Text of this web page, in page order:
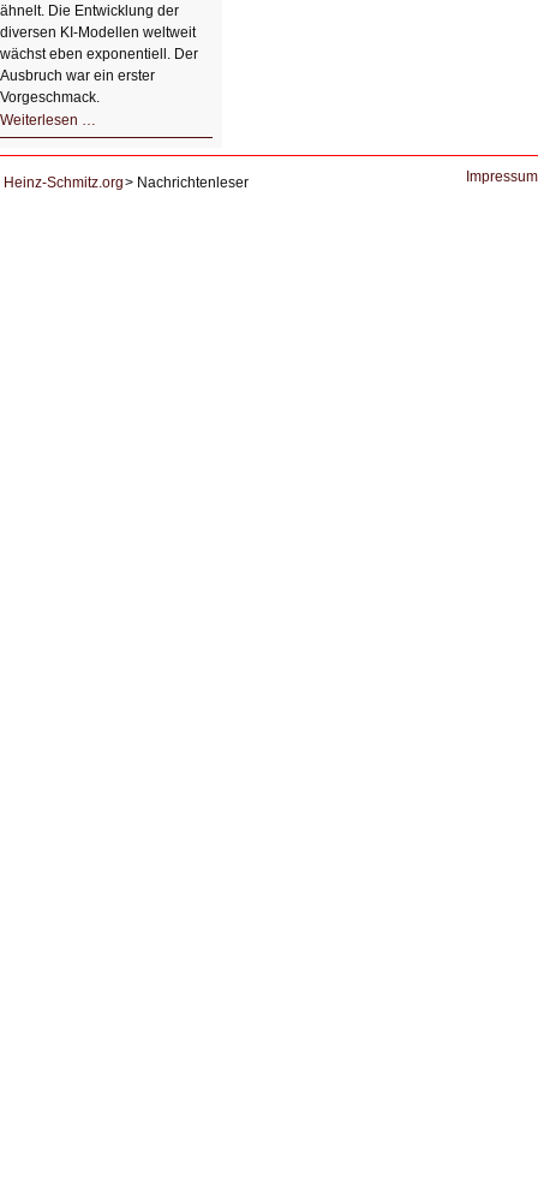
ähnelt. Die Entwicklung der
diversen KI-Modellen weltweit
wächst eben exponentiell. Der
Ausbruch war ein erster
Vorgeschmack.
Weiterlesen …
Der
KI
Heinz-Schmitz.org Nachrichtenleser Impressum